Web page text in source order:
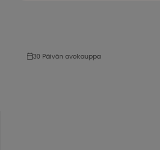
30 Päivän avokauppa